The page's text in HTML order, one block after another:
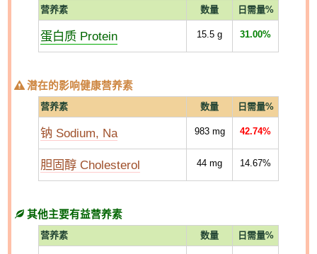
营养素 数量 日需量%
蛋白质 Protein 15.5 g 31.00%
潜在的影响健康营养素
营养素 数量 日需量%
钠 Sodium, Na 983mg 42.74%
胆固醇 Cholesterol 44 mg 14.67%
其他主要有益营养素
营养素 数量 日需量%